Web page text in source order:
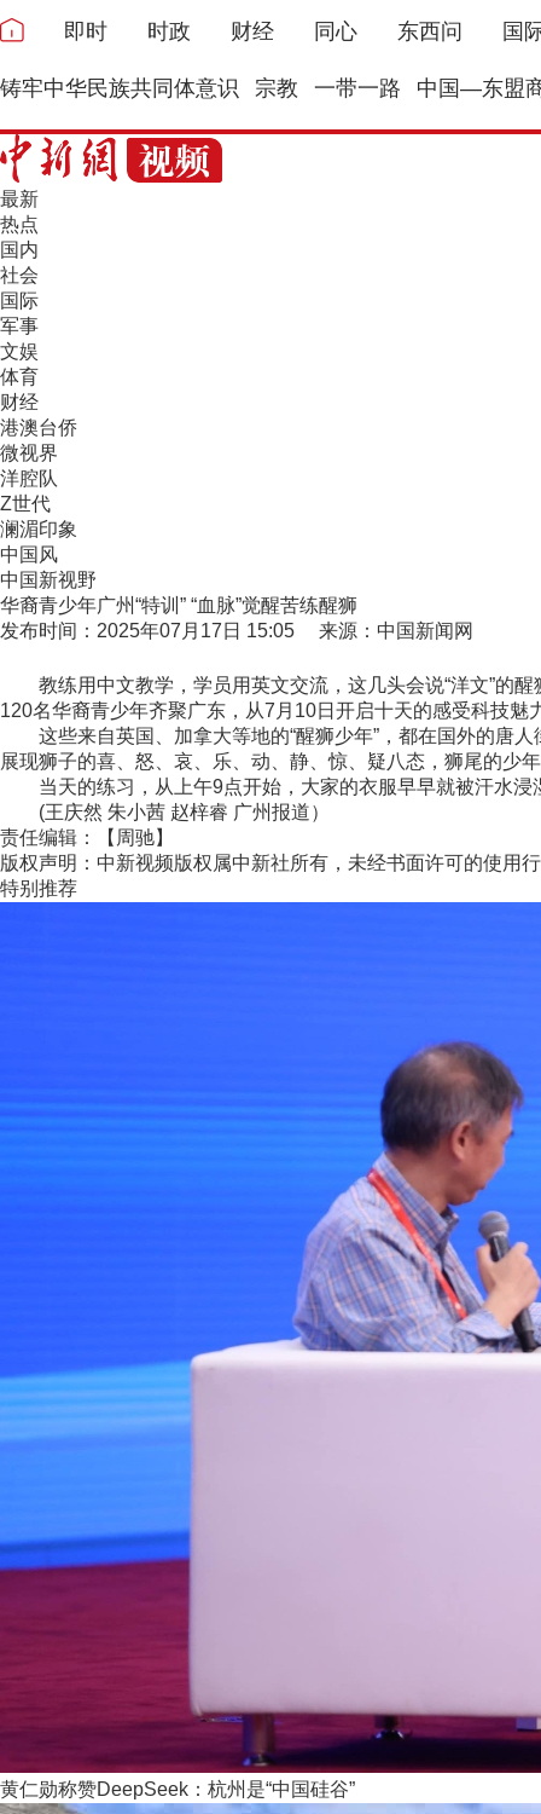
即时 时政 财经 同心 东西问 国
铸牢中华民族共同体意识 宗教 一带一路 中国—东盟
最新
热点
国内
社会
国际
军事
文娱
体育
财经
港澳台侨
微视界
洋腔队
Z世代
澜湄印象
中国风
中国新视野
华裔青少年广州“特训” “血脉”觉醒苦练醒狮
发布时间：2025年07月17日 15:05 来源：中国新闻网
教练用中文教学，学员用英文交流，这几头会说“洋文”的醒
120名华裔青少年齐聚广东，从7月10日开启十天的感受科技魅
这些来自英国、加拿大等地的“醒狮少年”，都在国外的唐人
展现狮子的喜、怒、哀、乐、动、静、惊、疑八态，狮尾的少
当天的练习，从上午9点开始，大家的衣服早早就被汗水浸
(王庆然 朱小茜 赵梓睿 广州报道）
责任编辑：【周驰】
版权声明：中新视频版权属中新社所有，未经书面许可的使用
特别推荐
黄仁勋称赞DeepSeek：杭州是“中国硅谷”